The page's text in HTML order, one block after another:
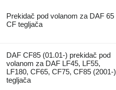
Prekidač pod volanom za DAF 65
CF tegljača
DAF CF85 (01.01-) prekidač pod
volanom za DAF LF45, LF55,
LF180, CF65, CF75, CF85 (2001-)
tegljača